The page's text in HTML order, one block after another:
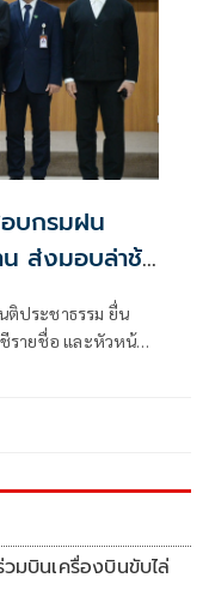
บกรมฝน
ส่งมอบล่าช้า
ประชาธรรม ยื่น
รายชื่อ และหัวหน้า
มบินเครื่องบินขับไล่